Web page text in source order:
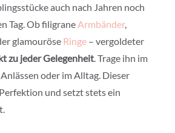
auch nach Jahren noch
Tag. Ob filigraneArmbänder,
glamouröse Ringe – vergoldeter
zu jeder Gelegenheit. Trage ihn im
oder im Alltag. Dieser
und setzt stets ein